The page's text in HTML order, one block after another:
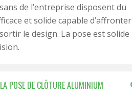
de l’entreprise disposent du
et solide capable d’affronter
le design. La pose est solide
POSE DE CLÔTURE ALUMINIUM